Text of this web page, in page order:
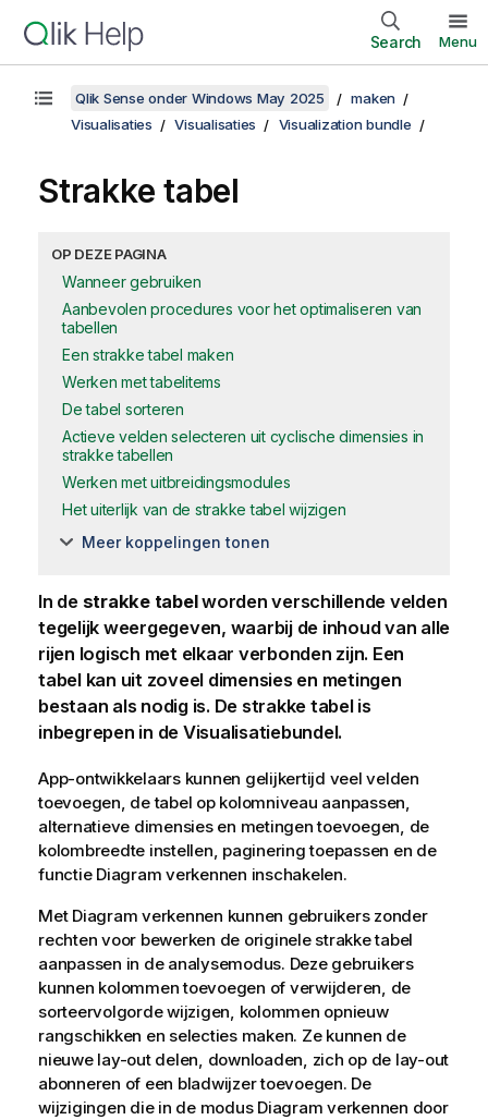
Search Menu
Qlik Sense onder Windows May 2025
maken
Visualisaties
Visualisaties Visualization bundle
Strakke tabel
OP DEZE PAGINA
Wanneer gebruiken
Aanbevolen procedures voor het optimaliseren van
tabellen
Een strakke tabel maken
Werken met tabelitems
De tabel sorteren
Actieve velden selecteren uit cyclische dimensies in
strakke tabellen
Werken met uitbreidingsmodules
Het uiterlijk van de strakke tabel wijzigen
Meer koppelingen tonen
In de strakke tabelworden verschillende velden
tegelijk weergegeven, waarbij de inhoud van alle
rijen logisch met elkaar verbonden zijn. Een
tabel kan uit zoveel dimensies en metingen
bestaan als nodig is. De strakke tabel is
inbegrepen in de Visualisatiebundel.
App-ontwikkelaars kunnen gelijkertijd veel velden
toevoegen, de tabel op kolomniveau aanpassen,
alternatieve dimensies en metingen toevoegen, de
kolombreedte instellen, paginering toepassen en de
functie Diagram verkennen inschakelen.
Met Diagram verkennen kunnen gebruikers zonder
rechten voor bewerken de originele strakke tabel
aanpassen in de analysemodus. Deze gebruikers
kunnen kolommen toevoegen of verwijderen, de
sorteervolgorde wijzigen, kolommen opnieuw
rangschikken en selecties maken. Ze kunnen de
nieuwe lay-out delen, downloaden, zich op de lay-out
abonneren of een bladwijzer toevoegen. De
wijzigingen die in de modus Diagram verkennen door